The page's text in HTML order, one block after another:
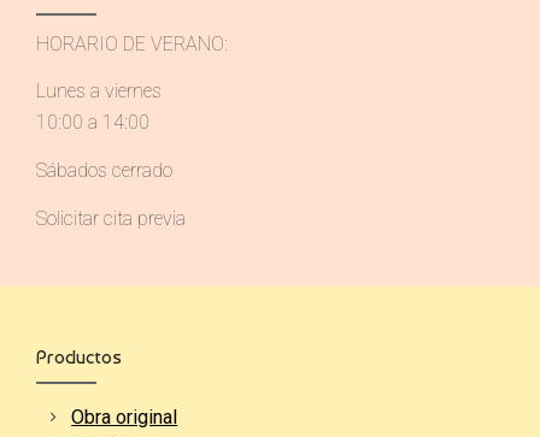
HORARIO DE VERANO:
Lunes a viernes
10:00 a 14:00
Sábados cerrado
Solicitar cita previa
Productos
Obra original